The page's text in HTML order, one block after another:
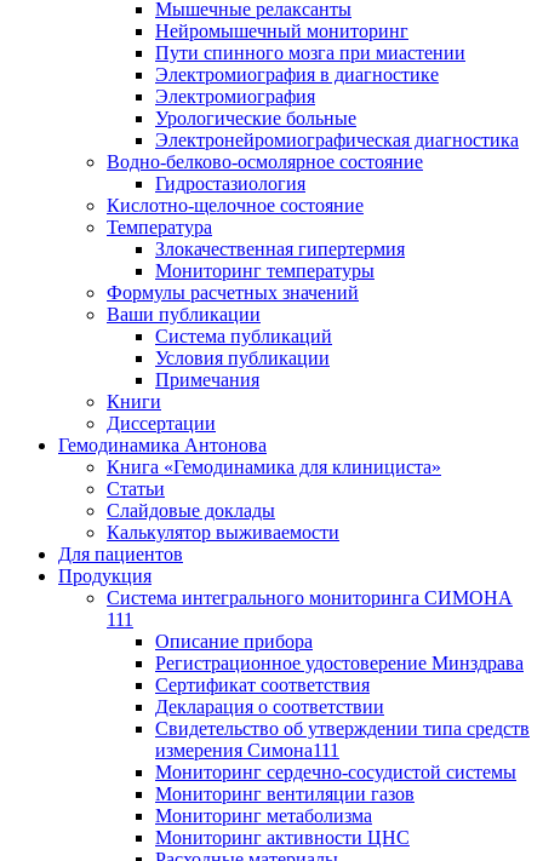
Мышечные релаксанты
Нейромышечный мониторинг
Пути спинного мозга при миастении
Электромиография в диагностике
Электромиография
Урологические больные
Электронейромиографическая диагностика
Водно-белково-осмолярное состояние
Гидростазиология
Кислотно-щелочное состояние
Температура
Злокачественная гипертермия
Мониторинг температуры
Формулы расчетных значений
Ваши публикации
Система публикаций
Условия публикации
Примечания
Книги
Диссертации
Гемодинамика Антонова
Книга «Гемодинамика для клинициста»
Статьи
Слайдовые доклады
Калькулятор выживаемости
Для пациентов
Продукция
Система интегрального мониторинга СИМОНА
111
Описание прибора
Регистрационное удостоверение Минздрава
Сертификат соответствия
Декларация о соответствии
Свидетельство об утверждении типа средств
измерения Симона111
Мониторинг сердечно-сосудистой системы
Мониторинг вентиляции газов
Мониторинг метаболизма
Мониторинг активности ЦНС